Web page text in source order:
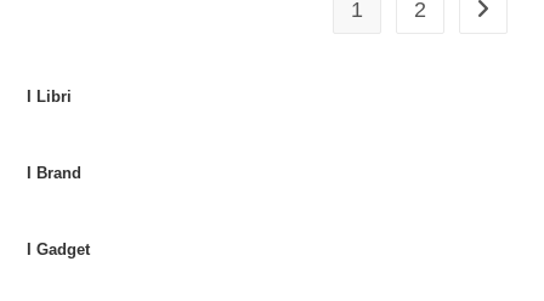
1 2
I Libri
I Brand
I Gadget